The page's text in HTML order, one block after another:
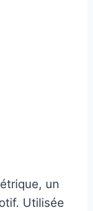
un
Utilisée